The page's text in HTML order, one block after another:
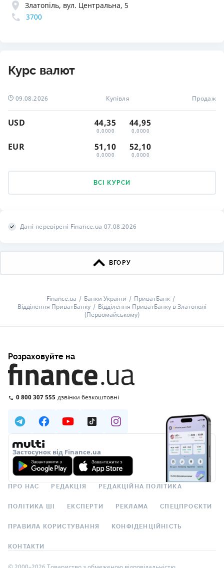
Златопіль, вул. Центральна, 5
3700
Курс валют
09.08.2026 Купівля Продаж
USD 44,35
0,0000
44,95
0,0000
EUR 51,10
0,0000
52,10
0,0000
ВСІ КУРСИ
Дані перевірені Finance.ua 07.08.2026
ВГОРУ
Finance.ua Банки України
ПриватБанк
Відділення ПриватБанку
Відділення ПриватБанку в Златополі
(Первомайському)
Розраховуйте на
0 800 307 555 дзвінки безкоштовні
Застосунок від Finance.ua
ПРО НАС РЕДАКЦІЯ РЕДАКЦІЙНА ПОЛІТИКА
ПОЛІТИКА ШІ ЕКСПЕРТИ РЕКЛАМА СПЕЦПРОЄКТИ
ПРАВИЛА КОРИСТУВАННЯ КОНФІДЕНЦІЙНІСТЬ
КОНТАКТИ